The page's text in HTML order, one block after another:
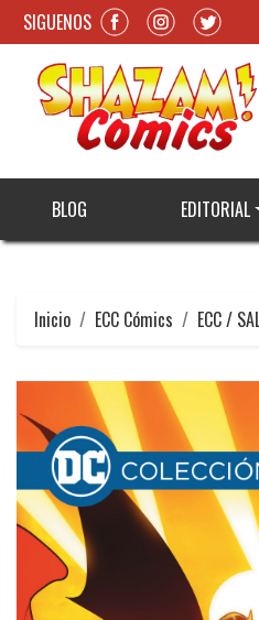
SIGUENOS
BLOG EDITORIAL
Inicio ECC Cómics ECC /